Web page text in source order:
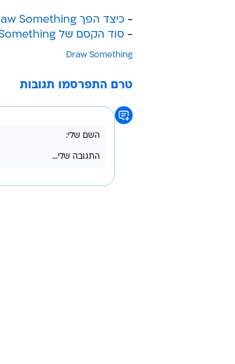
- כיצד הפך Draw Something ללהיט?
- סוד הקסם של Draw Something
Draw Something
טרם התפרסמו תגובות